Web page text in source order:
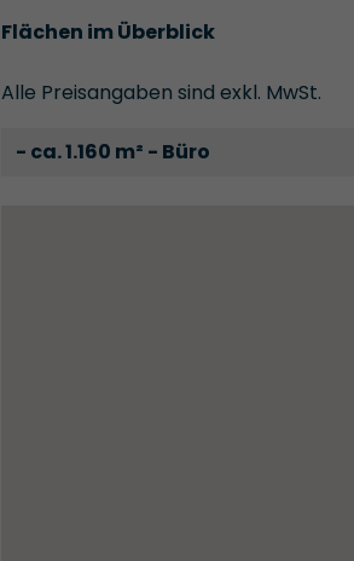
Flächen im Überblick
Alle Preisangaben sind exkl. MwSt.
- ca. 1.160 m² - Büro